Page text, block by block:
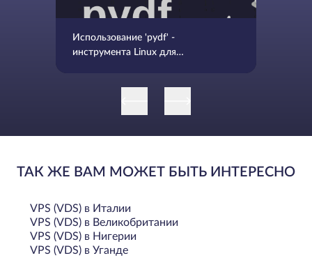
Использование 'pydf' -
инструмента Linux для
ТАК ЖЕ ВАМ МОЖЕТ БЫТЬ ИНТЕРЕСНО
VPS (VDS) в Италии
VPS (VDS) в Великобритании
VPS (VDS) в Нигерии
VPS (VDS) в Уганде